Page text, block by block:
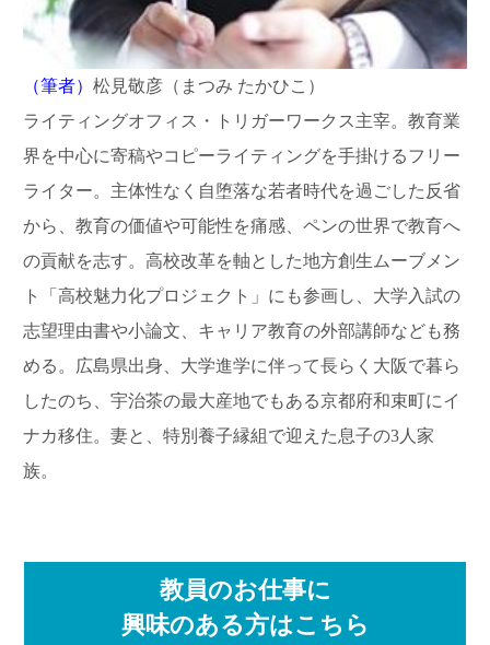
（筆者） 松見敬彦（まつみ たかひこ）
ライティングオフィス・トリガーワークス主宰。教育業
界を中心に寄稿やコピーライティングを手掛けるフリー
ライター。主体性なく自堕落な若者時代を過ごした反省
から、教育の価値や可能性を痛感、ペンの世界で教育へ
の貢献を志す。高校改革を軸とした地方創生ムーブメン
ト「高校魅力化プロジェクト」にも参画し、大学入試の
志望理由書や小論文、キャリア教育の外部講師なども務
める。広島県出身、大学進学に伴って長らく大阪で暮ら
したのち、宇治茶の最大産地でもある京都府和束町にイ
ナカ移住。妻と、特別養子縁組で迎えた息子の3人家
族。
教員のお仕事に
興味のある方はこちら